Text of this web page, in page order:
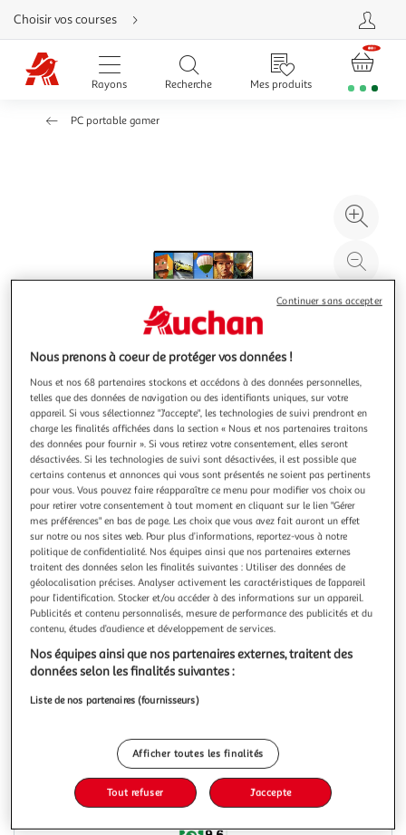
Aller
directement
au
contenu
Aller
directement
Aller
Choisir vos courses
Rayons Recherche Mes produits
PC portable gamer
à
Illustration
précédente
Illustration
suivante
Nouveauté
ASUS
PC Gamer Zephyrus-G14-GA403WR-DR4W
La durée de garantie est de 3 ans. Châssis Format du pc
portable gamer Slim PC Gamer Performance Référence du
processeur AMD Ryzen AI 9 HX 370 Intérêt du nombre de
coeurs un nombre de coeur important vous permettra
d'effectuer plus de tâches en simultané Nombre de coeurs
En savoir +
Vendu par Monsieur Plus
Livraison offerte
Plus d'options
4 309,99€
Ajouter au panier
Ajouter à une liste
Nous prenons à coeur de protéger vos données !
Nous et nos 68 partenaires stockons et accédons à des données personnelles,
telles que des données de navigation ou des identifiants uniques, sur votre
appareil. Si vous sélectionnez "J'accepte", les technologies de suivi prendront en
charge les finalités affichées dans la section « Nous et nos partenaires traitons
des données pour fournir ». Si vous retirez votre consentement, elles seront
désactivées. Si les technologies de suivi sont désactivées, il est possible que
certains contenus et annonces qui vous sont présentés ne soient pas pertinents
pour vous. Vous pouvez faire réapparaître ce menu pour modifier vos choix ou
pour retirer votre consentement à tout moment en cliquant sur le lien "Gérer
mes préférences" en bas de page. Les choix que vous avez fait auront un effet
sur notre ou nos sites web. Pour plus d’informations, reportez-vous à notre
politique de confidentialité. Nos équipes ainsi que nos partenaires externes
traitent des données selon les finalités suivantes : Utiliser des données de
géolocalisation précises. Analyser activement les caractéristiques de l’appareil
pour l’identification. Stocker et/ou accéder à des informations sur un appareil.
Publicités et contenu personnalisés, mesure de performance des publicités et du
contenu, études d’audience et développement de services.
Nos équipes ainsi que nos partenaires externes, traitent des
données selon les finalités suivantes :
Liste de nos partenaires (fournisseurs)
Afficher toutes les finalités
Tout refuser J'accepte
Continuer sans accepter